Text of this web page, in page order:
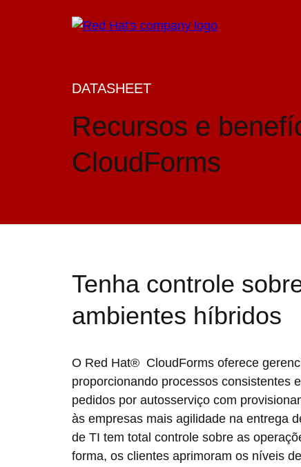
DATASHEET
Recursos e
CloudForms
Tenha controle
ambientes híbridos
O Red Hat® CloudForms oferece
proporcionando processos consistentes
pedidos por autosserviço com
às empresas mais agilidade na entrega
de TI tem total controle sobre as
forma, os clientes aprimoram os níveis